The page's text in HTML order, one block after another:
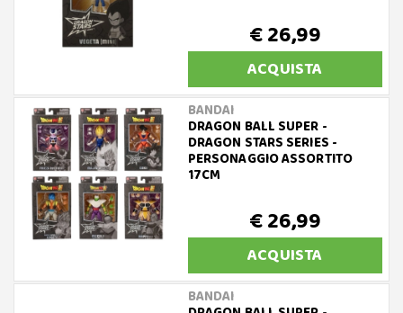
€ 26,99
ACQUISTA
BANDAI
DRAGON BALL SUPER -
DRAGON STARS SERIES -
PERSONAGGIO ASSORTITO
17CM
€ 26,99
ACQUISTA
BANDAI